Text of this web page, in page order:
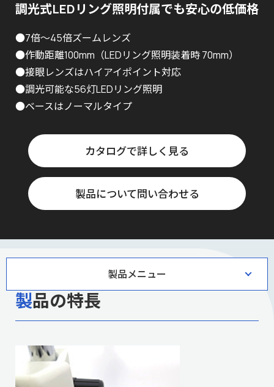
調光式LEDリング照明付属でも安心の低価格
●7倍～45倍ズームレンズ
●作動距離100mm（LEDリング照明装着時 70mm）
●接眼レンズはハイアイポイント対応
●調光可能な56灯LEDリング照明
●ベースはノーマルタイプ
カタログで詳しく見る
製品について問い合わせる
製品メニュー
製品の特長